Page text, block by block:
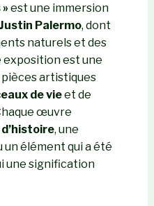
est une immersion
Justin Palermo, dont
naturels et des
exposition est une
artistiques
de vieet de
œuvre
, une
un élément qui a été
une signification